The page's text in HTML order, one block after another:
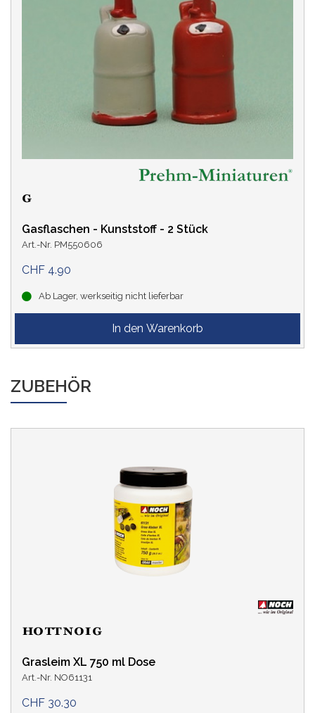
Gasflaschen - Kunststoff - 2 Stück
Art.-Nr. PM550606
CHF 4.90
Ab Lager, werkseitig nicht lieferbar
ZUBEHÖR
Grasleim XL 750 ml Dose
Art.-Nr. NO61131
CHF 30.30